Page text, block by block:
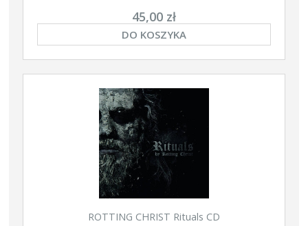
45,00 zł
DO KOSZYKA
ROTTING CHRIST Rituals CD